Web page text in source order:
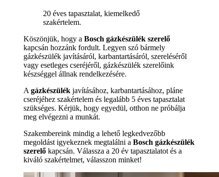
20 éves tapasztalat, kiemelkedő
szakértelem.
Köszönjük, hogy a Bosch gázkészülék szerelő
kapcsán hozzánk fordult. Legyen szó bármely
gázkészülék javításáról, karbantartásáról, szereléséről
vagy esetleges cseréjéről, gázkészülék szerelőink
készséggel állnak rendelkezésére.
A gázkészülék javításához, karbantartásához, pláne
cseréjéhez szakértelem és legalább 5 éves tapasztalat
szükséges. Kérjük, hogy egyedül, otthon ne próbálja
meg elvégezni a munkát.
Szakembereink mindig a lehető legkedvezőbb
megoldást igyekeznek megtalálni a Bosch gázkészülék
szerelő kapcsán. Válassza a 20 év tapasztalatot és a
kiváló szakértelmet, válasszon minket!